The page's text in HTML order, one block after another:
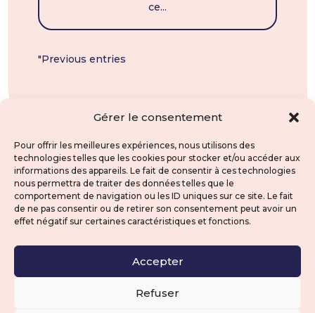
Gérer le consentement
Pour offrir les meilleures expériences, nous utilisons des
technologies telles que les cookies pour stocker et/ou accéder aux
informations des appareils. Le fait de consentir à ces technologies
nous permettra de traiter des données telles que le
comportement de navigation ou les ID uniques sur ce site. Le fait
de ne pas consentir ou de retirer son consentement peut avoir un
effet négatif sur certaines caractéristiques et fonctions.
Accepter
Refuser
ce...
"Previous entries
CLR AVOCAT • AGENCE